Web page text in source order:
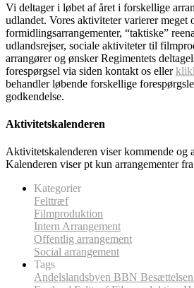
Vi deltager i løbet af året i forskellige
udlandet. Vores aktiviteter varierer meget
formidlingsarrangementer, “taktiske”
udlandsrejser, sociale aktiviteter til
arrangører og ønsker Regimentets
forespørgsel via siden kontakt os eller
behandler løbende forskellige
godkendelse.
Aktivitetskalenderen
Aktivitetskalenderen viser kommende og
Kalenderen viser pt kun arrangementer
Kategorier
Felttræf
Filmproduktion
Intern Arrangement
Offentlig arrangement
Social arrangement
Tags
Andelslandsbyen BBN Besættelsen